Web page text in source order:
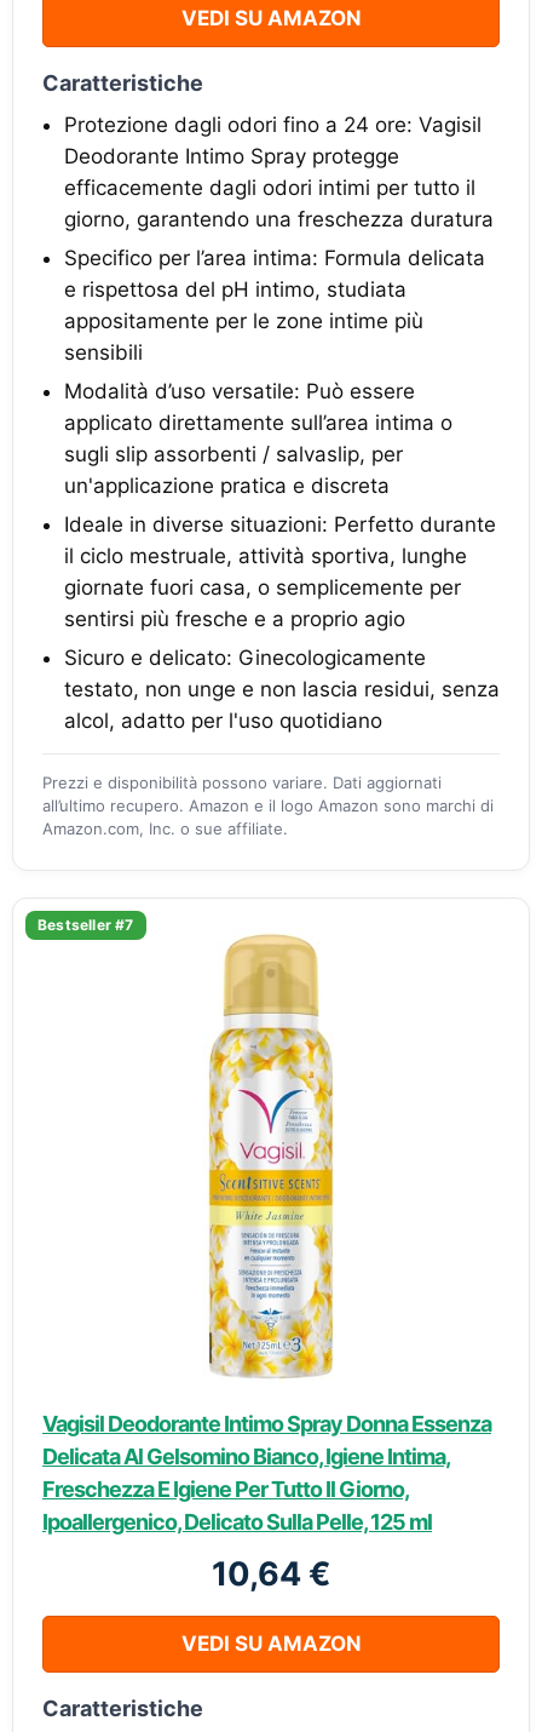
VEDI SU AMAZON
Caratteristiche
Protezione dagli odori fino a 24 ore: Vagisil
Deodorante Intimo Spray protegge
efficacemente dagli odori intimi per tutto il
giorno, garantendo una freschezza duratura
Specifico per l’area intima: Formula delicata
e rispettosa del pH intimo, studiata
appositamente per le zone intime più
sensibili
Modalità d’uso versatile: Può essere
applicato direttamente sull’area intima o
sugli slip assorbenti / salvaslip, per
un'applicazione pratica e discreta
Ideale in diverse situazioni: Perfetto durante
il ciclo mestruale, attività sportiva, lunghe
giornate fuori casa, o semplicemente per
sentirsi più fresche e a proprio agio
Sicuro e delicato: Ginecologicamente
testato, non unge e non lascia residui, senza
alcol, adatto per l'uso quotidiano
Prezzi e disponibilità possono variare. Dati aggiornati
all’ultimo recupero. Amazon e il logo Amazon sono marchi di
Amazon.com, Inc. o sue affiliate.
Bestseller #7
Vagisil Deodorante Intimo Spray Donna Essenza
Delicata Al Gelsomino Bianco, Igiene Intima,
Freschezza E Igiene Per Tutto Il Giorno,
Ipoallergenico, Delicato Sulla Pelle, 125 ml
10,64 €
VEDI SU AMAZON
Caratteristiche